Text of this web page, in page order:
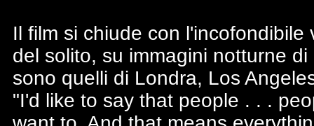
Il film si chiude con
del solito, su immagini notturne
sono quelli di Londra, Los
"I'd like to say that people . . .